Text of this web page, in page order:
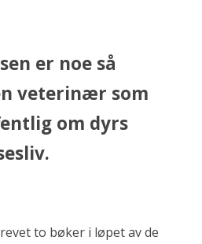
er noe så
veterinær som
om dyrs
to bøker i løpet av de